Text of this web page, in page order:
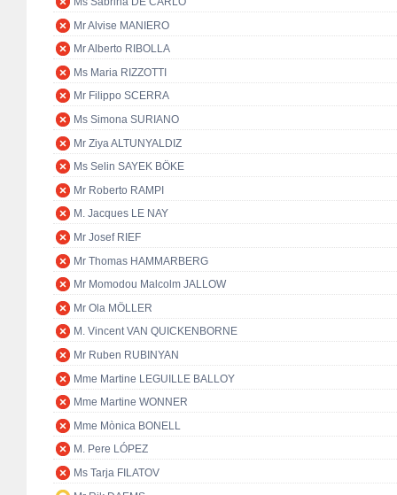
Mr Alvise MANIERO
Mr Alberto RIBOLLA
Ms Maria RIZZOTTI
Mr Filippo SCERRA
Ms Simona SURIANO
Mr Ziya ALTUNYALDIZ
Ms Selin SAYEK BÖKE
Mr Roberto RAMPI
M. Jacques LE NAY
Mr Josef RIEF
Mr Thomas HAMMARBERG
Mr Momodou Malcolm JALLOW
Mr Ola MÖLLER
M. Vincent VAN QUICKENBORNE
Mr Ruben RUBINYAN
Mme Martine LEGUILLE BALLOY
Mme Martine WONNER
Mme Mònica BONELL
M. Pere LÓPEZ
Ms Tarja FILATOV